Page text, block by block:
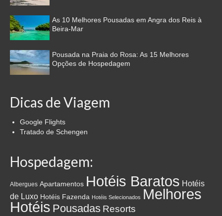
As 10 Melhores Pousadas em Angra dos Reis à
Beira-Mar
Pousada na Praia do Rosa: As 15 Melhores
Opções de Hospedagem
Dicas de Viagem
Google Flights
Tratado de Schengen
Hospedagem:
Albergues Apartamentos Hotéis Baratos Hotéis
de Luxo Hotéis Fazenda Hotéis Selecionados Melhores
Hotéis Pousadas Resorts